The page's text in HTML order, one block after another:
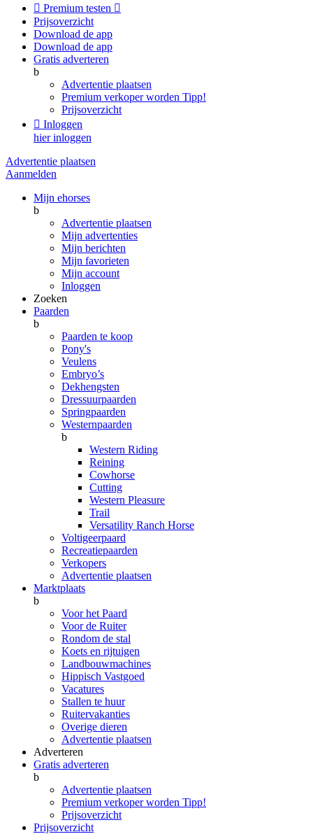
 Premium testen 
Prijsoverzicht
Download de app
Download de app
Gratis adverteren
b
Advertentie plaatsen
Premium verkoper worden Tipp!
Prijsoverzicht
 Inloggen
hier inloggen
Advertentie plaatsen
Aanmelden
Mijn ehorses
b
Advertentie plaatsen
Mijn advertenties
Mijn berichten
Mijn favorieten
Mijn account
Inloggen
Zoeken
Paarden
b
Paarden te koop
Pony's
Veulens
Embryo’s
Dekhengsten
Dressuurpaarden
Springpaarden
Westernpaarden
b
Western Riding
Reining
Cowhorse
Cutting
Western Pleasure
Trail
Versatility Ranch Horse
Voltigeerpaard
Recreatiepaarden
Verkopers
Advertentie plaatsen
Marktplaats
b
Voor het Paard
Voor de Ruiter
Rondom de stal
Koets en rijtuigen
Landbouwmachines
Hippisch Vastgoed
Vacatures
Stallen te huur
Ruitervakanties
Overige dieren
Advertentie plaatsen
Adverteren
Gratis adverteren
b
Advertentie plaatsen
Premium verkoper worden Tipp!
Prijsoverzicht
Prijsoverzicht